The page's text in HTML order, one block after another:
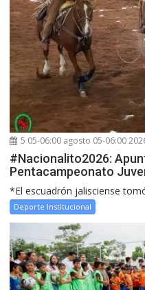
5 05-06:00 agosto 05-06:00
#Nacionalito2026:
Pentacampeonato
*El escuadrón jalisciense
Deporte Institucional